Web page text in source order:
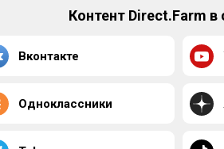
Контент Direct.Farm в
Вконтакте
Одноклассники